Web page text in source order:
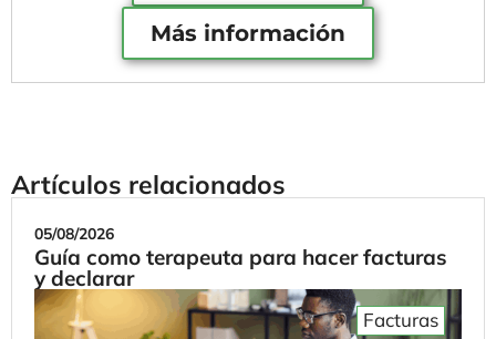
Más información
Artículos relacionados
05/08/2026
Guía como terapeuta para hacer facturas
y declarar
Facturas